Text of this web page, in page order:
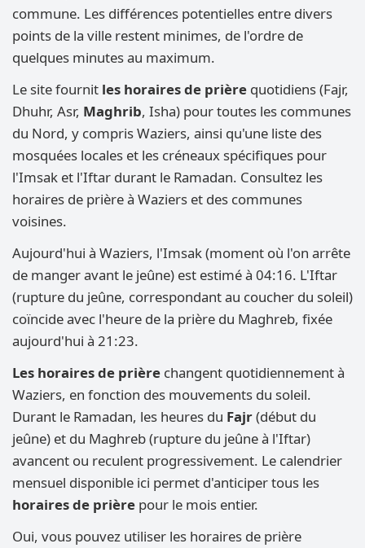
commune. Les différences potentielles entre divers
points de la ville restent minimes, de l'ordre de
quelques minutes au maximum.
Le site fournit les horaires de prière quotidiens (Fajr,
Dhuhr, Asr, Maghrib, Isha) pour toutes les communes
du Nord, y compris Waziers, ainsi qu'une liste des
mosquées locales et les créneaux spécifiques pour
l'Imsak et l'Iftar durant le Ramadan. Consultez les
horaires de prière à Waziers et des communes
voisines.
Aujourd'hui à Waziers, l'Imsak (moment où l'on arrête
de manger avant le jeûne) est estimé à 04:16. L'Iftar
(rupture du jeûne, correspondant au coucher du soleil)
coïncide avec l'heure de la prière du Maghreb, fixée
aujourd'hui à 21:23.
Les horaires de prière changent quotidiennement à
Waziers, en fonction des mouvements du soleil.
Durant le Ramadan, les heures du Fajr(début du
jeûne) et du Maghreb (rupture du jeûne à l'Iftar)
avancent ou reculent progressivement. Le calendrier
mensuel disponible ici permet d'anticiper tous les
horaires de prière pour le mois entier.
Oui, vous pouvez utiliser les horaires de prière